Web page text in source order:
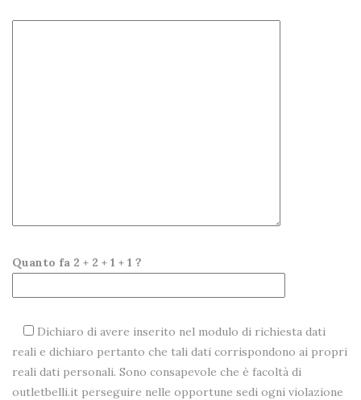
Quanto fa 2 + 2 + 1 + 1 ?
Dichiaro di avere inserito nel modulo di richiesta dati
reali e dichiaro pertanto che tali dati corrispondono ai propri
reali dati personali. Sono consapevole che è facoltà di
outletbelli.it perseguire nelle opportune sedi ogni violazione